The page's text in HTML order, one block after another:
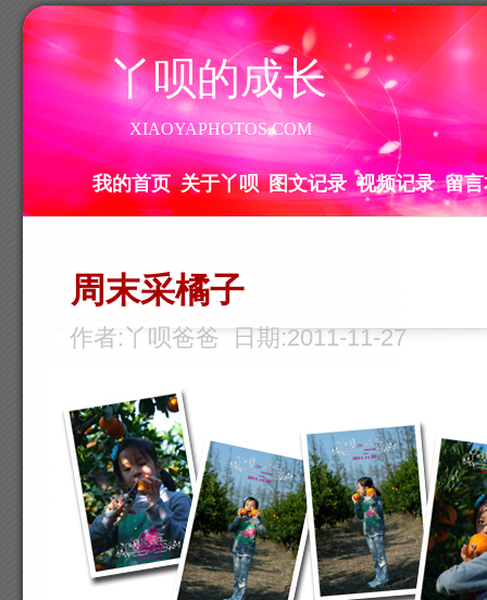
丫呗的成长
XIAOYAPHOTOS.COM
我的首页 关于丫呗 图文记录 视频记录 留
周末采橘子
作者:丫呗爸爸 日期:2011-11-27